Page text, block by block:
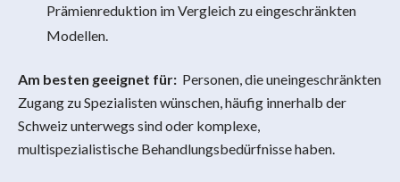
Prämienreduktion im Vergleich zu eingeschränkten
Modellen.
Am besten geeignet für: Personen, die uneingeschränkten
Zugang zu Spezialisten wünschen, häufig innerhalb der
Schweiz unterwegs sind oder komplexe,
multispezialistische Behandlungsbedürfnisse haben.